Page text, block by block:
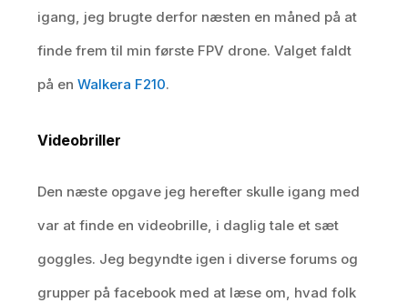
igang, jeg brugte derfor næsten en måned på at
finde frem til min første FPV drone. Valget faldt
på en Walkera F210.
Videobriller
Den næste opgave jeg herefter skulle igang med
var at finde en videobrille, i daglig tale et sæt
goggles. Jeg begyndte igen i diverse forums og
grupper på facebook med at læse om, hvad folk